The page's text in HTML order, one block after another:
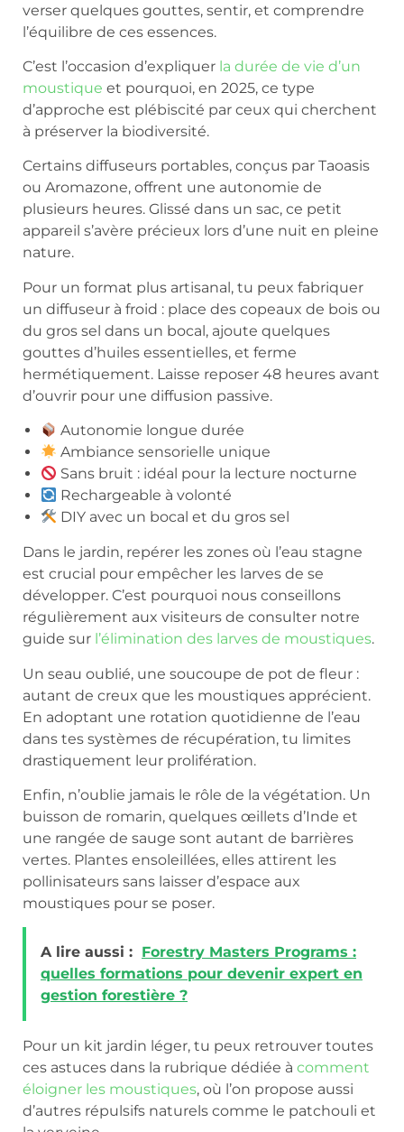
verser quelques gouttes, sentir, et comprendre
l’équilibre de ces essences.
C’est l’occasion d’expliquer la durée de vie d’un
moustique et pourquoi, en 2025, ce type
d’approche est plébiscité par ceux qui cherchent
à préserver la biodiversité.
Certains diffuseurs portables, conçus par Taoasis
ou Aromazone, offrent une autonomie de
plusieurs heures. Glissé dans un sac, ce petit
appareil s’avère précieux lors d’une nuit en pleine
nature.
Pour un format plus artisanal, tu peux fabriquer
un diffuseur à froid : place des copeaux de bois ou
du gros sel dans un bocal, ajoute quelques
gouttes d’huiles essentielles, et ferme
hermétiquement. Laisse reposer 48 heures avant
d’ouvrir pour une diffusion passive.
Autonomie longue durée
Ambiance sensorielle unique
Sans bruit : idéal pour la lecture nocturne
Rechargeable à volonté
DIY avec un bocal et du gros sel
Dans le jardin, repérer les zones où l’eau stagne
est crucial pour empêcher les larves de se
développer. C’est pourquoi nous conseillons
régulièrement aux visiteurs de consulter notre
guide sur l’élimination des larves de moustiques.
Un seau oublié, une soucoupe de pot de fleur :
autant de creux que les moustiques apprécient.
En adoptant une rotation quotidienne de l’eau
dans tes systèmes de récupération, tu limites
drastiquement leur prolifération.
Enfin, n’oublie jamais le rôle de la végétation. Un
buisson de romarin, quelques œillets d’Inde et
une rangée de sauge sont autant de barrières
vertes. Plantes ensoleillées, elles attirent les
pollinisateurs sans laisser d’espace aux
moustiques pour se poser.
A lire aussi : Forestry Masters Programs :
quelles formations pour devenir expert en
gestion forestière ?
Pour un kit jardin léger, tu peux retrouver toutes
ces astuces dans la rubrique dédiée à comment
éloigner les moustiques, où l’on propose aussi
d’autres répulsifs naturels comme le patchouli et